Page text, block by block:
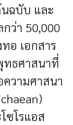
นฉบับ และ
ว่า 50,000
อ เอกสาร
ทธศาสนาที่
วามศาสนา
ซโรแอส